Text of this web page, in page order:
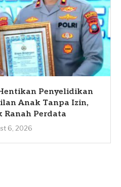
Penyelidikan
Anak Tanpa Izin,
Ranah Perdata
6, 2026